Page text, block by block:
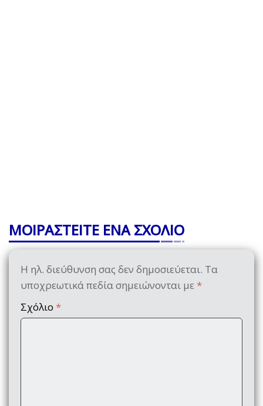
ΜΟΙΡΑΣΤΕΙΤΕ ΕΝΑ ΣΧΟΛΙΟ
Η ηλ. διεύθυνση σας δεν δημοσιεύεται. Τα
υποχρεωτικά πεδία σημειώνονται με *
Σχόλιο *